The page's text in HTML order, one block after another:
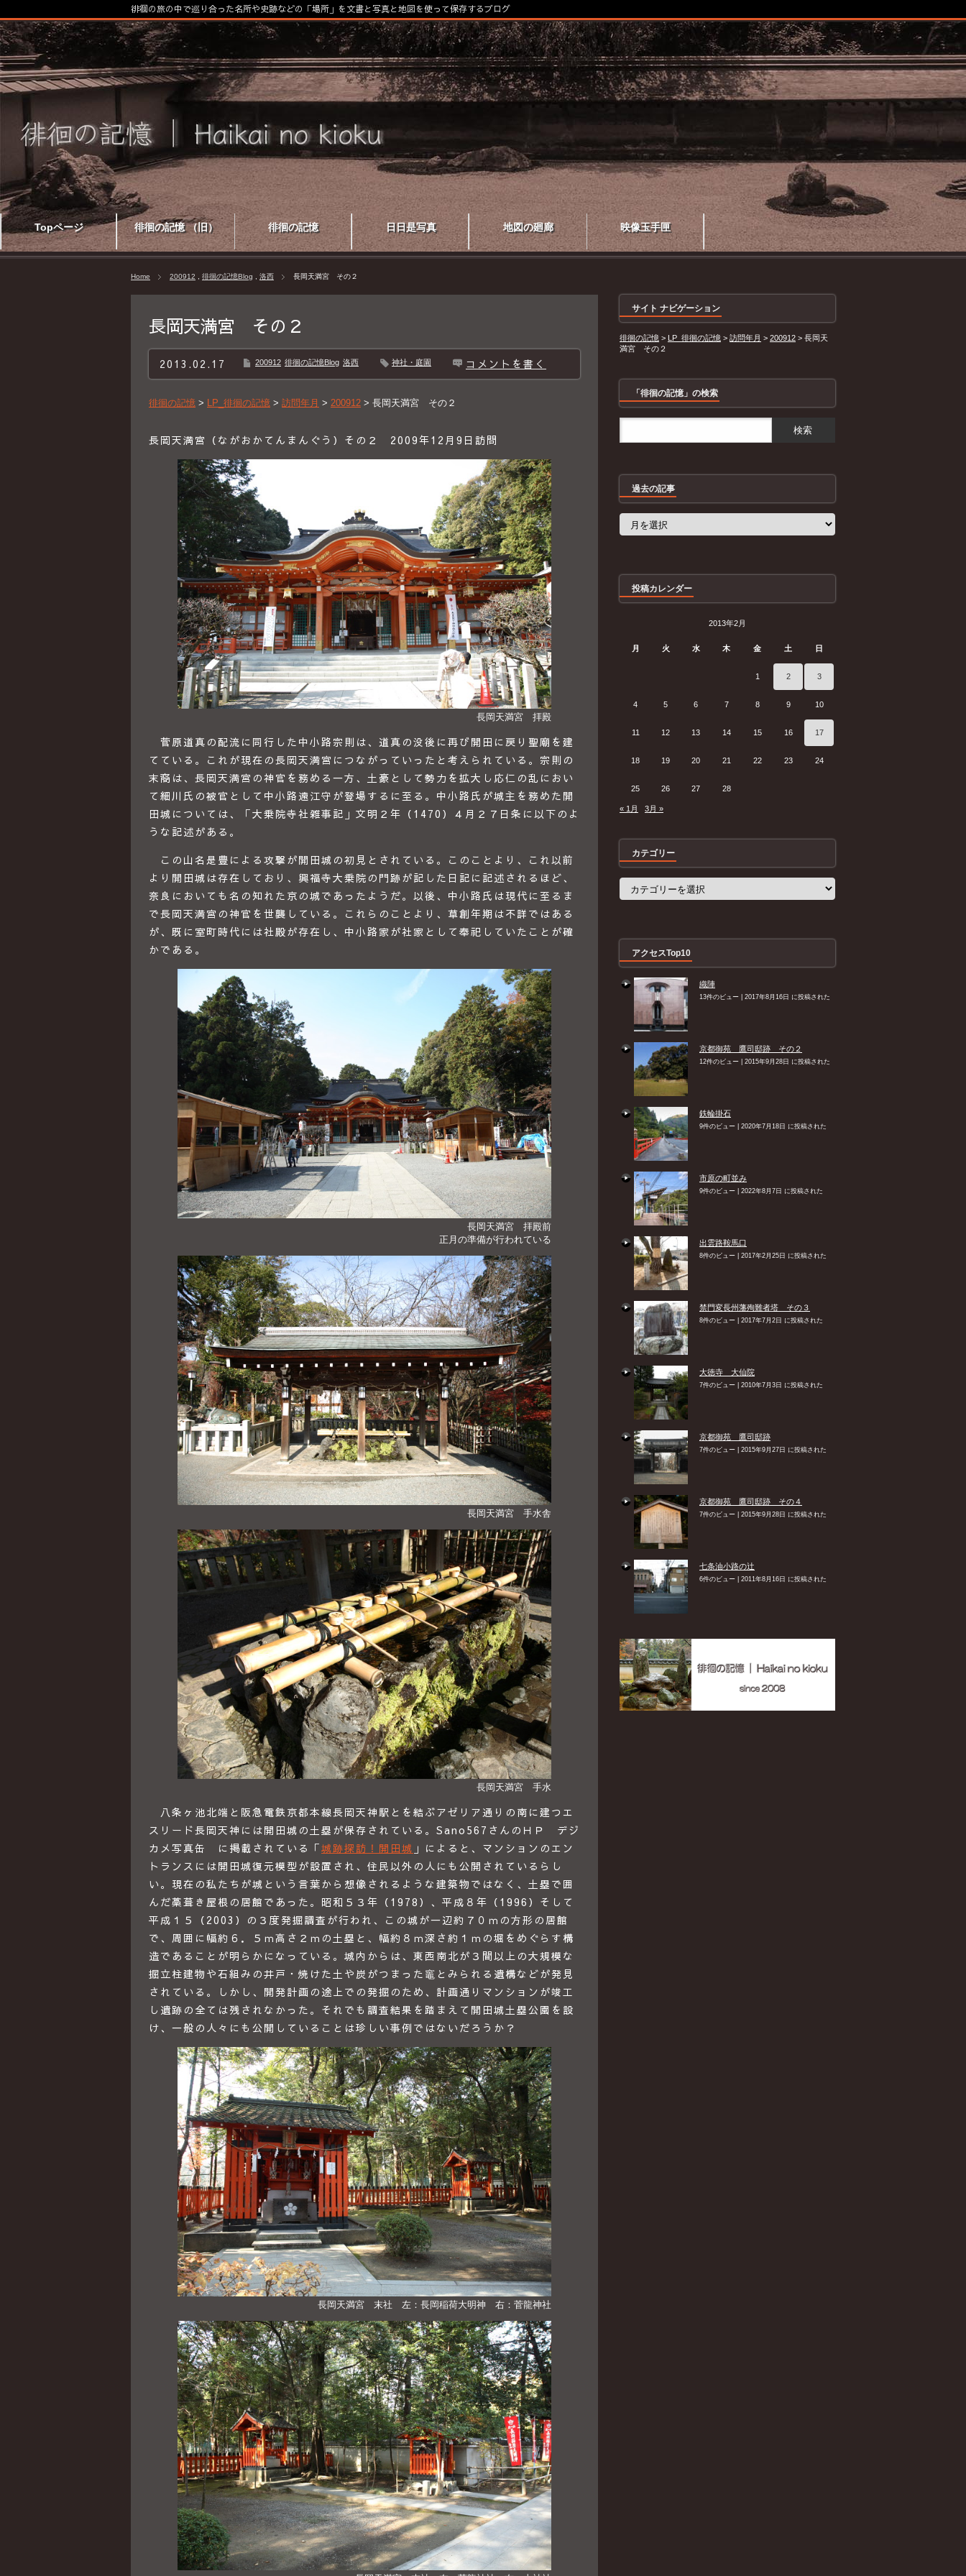
Topページ 徘徊の記憶 （旧） 徘徊の記憶 日日是写真 地図の廻廊 映像玉手匣
徘徊の旅の中で巡り合った名所や史跡などの「場所」を文書と写真と地図を使って保存するブログ
Home 200912 徘徊の記憶Blog 洛西 長岡天満宮 その２
長岡天満宮 その２
2013.02.17 200912 徘徊の記憶Blog 洛西 神社・庭園 コメントを書く
徘徊の記憶 > LP_徘徊の記憶 > 訪問年月 > 200912 > 長岡天満宮 その２
長岡天満宮（ながおかてんまんぐう）その２ 2009年12月9日訪問
長岡天満宮 拝殿
菅原道真の配流に同行した中小路宗則は、道真の没後に再び開田に戻り聖廟を建
てている。これが現在の長岡天満宮につながっていったと考えられている。宗則の
末裔は、長岡天満宮の神官を務める一方、土豪として勢力を拡大し応仁の乱におい
て細川氏の被官として中小路遠江守が登場するに至る。中小路氏が城主を務めた開
田城については、「大乗院寺社雑事記」文明２年（1470）４月２７日条に以下のよ
うな記述がある。
この山名是豊による攻撃が開田城の初見とされている。このことより、これ以前
より開田城は存在しており、興福寺大乗院の門跡が記した日記に記述されるほど、
奈良においても名の知れた京の城であったようだ。以後、中小路氏は現代に至るま
で長岡天満宮の神官を世襲している。これらのことより、草創年期は不詳ではある
が、既に室町時代には社殿が存在し、中小路家が社家として奉祀していたことが確
かである。
長岡天満宮 拝殿前
正月の準備が行われている
長岡天満宮 手水舎
長岡天満宮 手水
八条ヶ池北端と阪急電鉄京都本線長岡天神駅とを結ぶアゼリア通りの南に建つエ
スリード長岡天神には開田城の土塁が保存されている。Sano567さんのＨＰ デジ
カメ写真缶 に掲載されている「城跡探訪！開田城 」によると、マンションのエン
トランスには開田城復元模型が設置され、住民以外の人にも公開されているらし
い。現在の私たちが城という言葉から想像されるような建築物ではなく、土塁で囲
んだ藁葺き屋根の居館であった。昭和５３年（1978）、平成８年（1996）そして
平成１５（2003）の３度発掘調査が行われ、この城が一辺約７０ｍの方形の居館
で、周囲に幅約６．５ｍ高さ２ｍの土塁と、幅約８ｍ深さ約１ｍの堀をめぐらす構
造であることが明らかになっている。城内からは、東西南北が３間以上の大規模な
掘立柱建物や石組みの井戸・焼けた土や炭がつまった竈とみられる遺構などが発見
されている。しかし、開発計画の途上での発掘のため、計画通りマンションが竣工
し遺跡の全ては残されなかった。それでも調査結果を踏まえて開田城土塁公園を設
け、一般の人々にも公開していることは珍しい事例ではないだろうか？
長岡天満宮 末社 左：長岡稲荷大明神 右：菅龍神社
サイト ナビゲーション
徘徊の記憶 > LP_徘徊の記憶 > 訪問年月 > 200912 > 長岡天
満宮 その２
「徘徊の記憶」の検索
過去の記事
過
投稿カレンダー
2013年2月
月 火 水 木 金 土 日
1 2 3
4 5 6 7 8 9 10
11 12 13 14 15 16 17
18 19 20 21 22 23 24
25 26 27 28
« 1月 3月 »
カテゴリー
カ
アクセスTop10
織陣
13件のビュー 2017年8月16日 に投稿された
京都御苑 鷹司邸跡 その２
12件のビュー 2015年9月28日 に投稿された
鉄輪掛石
9件のビュー 2020年7月18日 に投稿された
市原の町並み
9件のビュー 2022年8月7日 に投稿された
出雲路鞍馬口
8件のビュー 2017年2月25日 に投稿された
禁門変長州藩殉難者塔 その３
8件のビュー 2017年7月2日 に投稿された
大徳寺 大仙院
7件のビュー 2010年7月3日 に投稿された
京都御苑 鷹司邸跡
7件のビュー 2015年9月27日 に投稿された
京都御苑 鷹司邸跡 その４
7件のビュー 2015年9月28日 に投稿された
七条油小路の辻
6件のビュー 2011年8月16日 に投稿された